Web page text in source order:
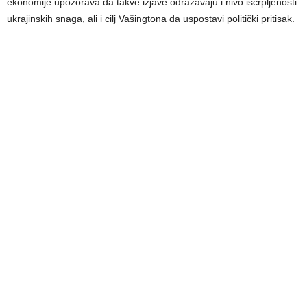
ukrajinskih snaga, ali i cilj Vašingtona da uspostavi politički pritisak.